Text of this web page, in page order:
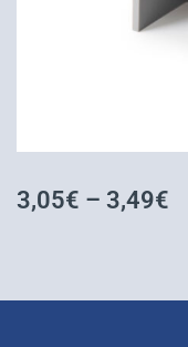
3,05€ – 3,49€